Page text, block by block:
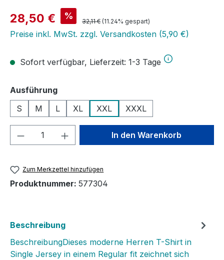
Verkaufspreis:
28,50 € % Regulärer Preis:
32,11 € (11.24% gespart)
Preise inkl. MwSt. zzgl. Versandkosten (5,90 €)
Sofort verfügbar, Lieferzeit: 1-3 Tage
Ausführungauswählen
S
M L XL XXL XXXL
Produkt Anzahl: Gib denIn den Warenkorb
Zum Merkzettel hinzufügen
Produktnummer: 577304
Beschreibung
BeschreibungDieses moderne Herren T-Shirt in
Single Jersey in einem Regular fit zeichnet sich